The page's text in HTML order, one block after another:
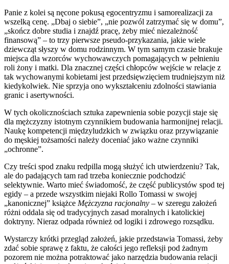
Panie z kolei są nęcone pokusą egocentryzmu i samorealizacji za
wszelką cenę. „Dbaj o siebie”, „nie pozwól zatrzymać się w domu”,
„skończ dobre studia i znajdź pracę, żeby mieć niezależność
finansową” – to trzy pierwsze pseudo-przykazania, jakie wiele
dziewcząt słyszy w domu rodzinnym. W tym samym czasie brakuje
miejsca dla wzorców wychowawczych pomagających w pełnieniu
roli żony i matki. Dla znacznej części chłopców wejście w relacje z
tak wychowanymi kobietami jest przedsięwzięciem trudniejszym niż
kiedykolwiek. Nie sprzyja ono wykształceniu zdolności stawiania
granic i asertywności.
W tych okolicznościach sztuka zapewnienia sobie pozycji staje się
dla mężczyzny istotnym czynnikiem budowania harmonijnej relacji.
Naukę kompetencji międzyludzkich w związku oraz przywiązanie
do męskiej tożsamości należy doceniać jako ważne czynniki
„ochronne”.
Czy treści spod znaku redpilla mogą służyć ich utwierdzeniu? Tak,
ale do padających tam rad trzeba koniecznie podchodzić
selektywnie. Warto mieć świadomość, że część publicystów spod tej
egidy – a przede wszystkim niejaki Rollo Tomassi w swojej
„kanonicznej” książce Mężczyzna racjonalny – w szeregu założeń
różni oddala się od tradycyjnych zasad moralnych i katolickiej
doktryny. Nieraz odpada również od logiki i zdrowego rozsądku.
Wystarczy krótki przegląd założeń, jakie przedstawia Tomassi, żeby
zdać sobie sprawę z faktu, że całości jego refleksji pod żadnym
pozorem nie można potraktować jako narzędzia budowania relacji